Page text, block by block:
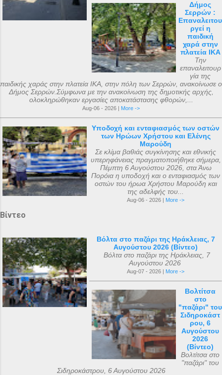
Δήμος
Σερρών :
Επαναλειτου
ργεί η
παιδική
χαρά στην
πλατεία ΙΚΑ
Την
επαναλειτουρ
γία της
παιδικής χαράς στην πλατεία ΙΚΑ, στην πόλη των Σερρών, ανακοίνωσε ο
Δήμος Σερρών.Σύμφωνα με την ανακοίνωση της δημοτικής αρχής,
ολοκληρώθηκαν εργασίες αποκατάστασης φθορών,...
Aug-06 - 2026 | More ->
Υποδοχή και ενταφιασμός των οστών
των Ηρώων Χρήστου και Ελένης
Μαρούδη
Σε κλίμα βαθιάς συγκίνησης και εθνικής
υπερηφάνειας πραγματοποιήθηκε σήμερα,
Πέμπτη 6 Αυγούστου 2026, στα Άνω
Πορόια η υποδοχή και ο ενταφιασμός των
οστών του ήρωα Χρήστου Μαρούδη και
της αδελφής του...
Aug-06 - 2026 | More ->
Βίντεο
Βόλτα στο παζάρι της Ηράκλειας, 7
Αυγούστου 2026 (Βίντεο)
Βόλτα στο παζάρι της Ηράκλειας, 7
Αυγούστου 2026
Aug-07 - 2026 | More ->
Βολτίτσα
στο
"παζάρι" του
Σιδηροκάστ
ρου, 6
Αυγούστου
2026
(Βίντεο)
Βολτίτσα στο
"παζάρι" του
Σιδηροκάστρου, 6 Αυγούστου 2026